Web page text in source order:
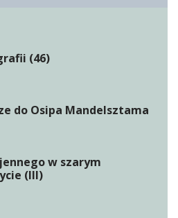
(46)
do Osipa Mandelsztama
w szarym
(III)